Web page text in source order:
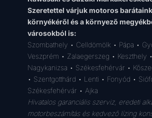
Szeretettel várjuk motoros
környékéről és a környező
városokból is:
Szombathely • Celldömölk • Pápa •
Veszprém • Zalaegerszeg • Keszthely
Nagykanizsa • Székesfehérvár •
• Szentgotthárd • Lenti • Fonyód •
Székesfehérvár • Ajka
Hivatalos garanciális szerviz, eredeti
motorbeszámítás és kedvező lízing